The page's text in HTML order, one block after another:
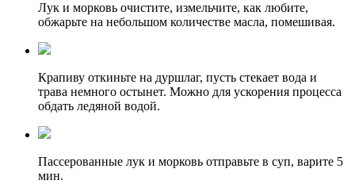
Лук и морковь очистите, измельчите, как любите,
обжарьте на небольшом количестве масла, помешивая.
Крапиву откиньте на дуршлаг, пусть стекает вода и
трава немного остынет. Можно для ускорения процесса
обдать ледяной водой.
Пассерованные лук и морковь отправьте в суп, варите 5
мин.